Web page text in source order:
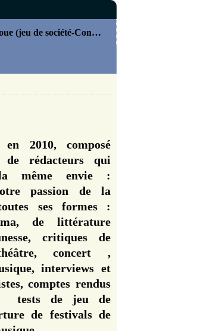
On joue (jeu de société-Concours)
2010, composé
de rédacteurs qui
même envie :
passion de la
ses formes :
de littérature
critiques de
concert ,
interviews et
comptes rendus
tests de jeu de
de festivals de